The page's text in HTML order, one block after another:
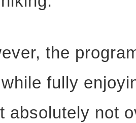
the
fully
absolutely not